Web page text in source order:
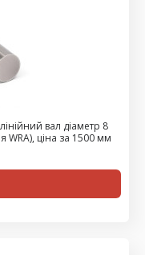
вал діаметр 8
WRA), ціна за 1500 мм